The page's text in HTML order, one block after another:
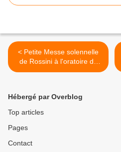
< Petite Messe solennelle
de Rossini à l'oratoire du
Louvre Paris 1er
Hébergé par Overblog
Top articles
Pages
Contact